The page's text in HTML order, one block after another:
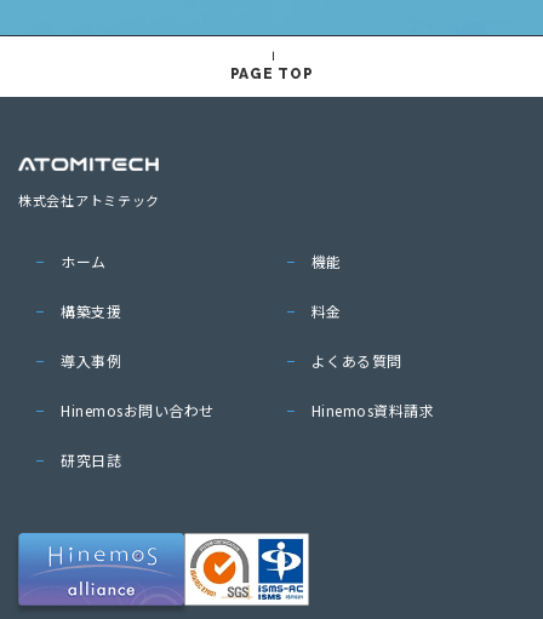
PAGE TOP
株式会社アトミテック
ホーム 機能
構築支援 料金
導入事例 よくある質問
Hinemosお問い合わせ Hinemos資料請求
研究日誌